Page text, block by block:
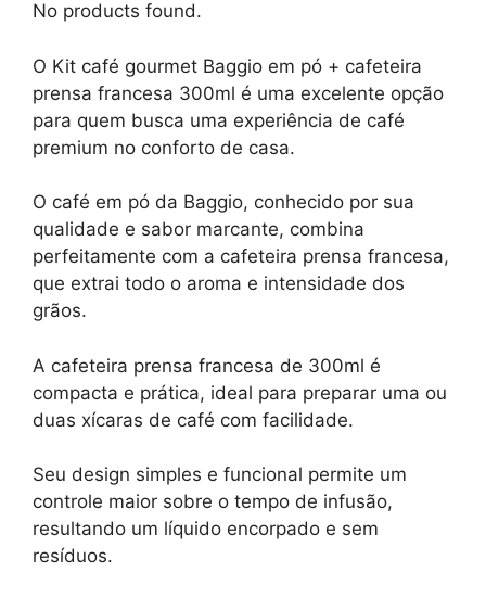
No products found.
O Kit café gourmet Baggio em pó + cafeteira
prensa francesa 300ml é uma excelente opção
para quem busca uma experiência de café
premium no conforto de casa.
O café em pó da Baggio, conhecido por sua
qualidade e sabor marcante, combina
perfeitamente com a cafeteira prensa francesa,
que extrai todo o aroma e intensidade dos
grãos.
A cafeteira prensa francesa de 300ml é
compacta e prática, ideal para preparar uma ou
duas xícaras de café com facilidade.
Seu design simples e funcional permite um
controle maior sobre o tempo de infusão,
resultando um líquido encorpado e sem
resíduos.